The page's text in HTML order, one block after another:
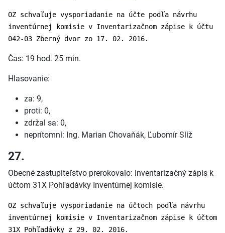
OZ schvaľuje vysporiadanie na účte podľa návrhu
inventúrnej komisie v Inventarizačnom zápise k účtu
042-03 Zberný dvor zo 17. 02. 2016.
Čas: 19 hod. 25 min.
Hlasovanie:
za: 9,
proti: 0,
zdržal sa: 0,
neprítomní: Ing. Marian Chovaňák, Ľubomír Slíž
27.
Obecné zastupiteľstvo prerokovalo: Inventarizačný zápis k
účtom 31X Pohľadávky Inventúrnej komisie.
OZ schvaľuje vysporiadanie na účtoch podľa návrhu
inventúrnej komisie v Inventarizačnom zápise k účtom
31X Pohľadávky z 29. 02. 2016.